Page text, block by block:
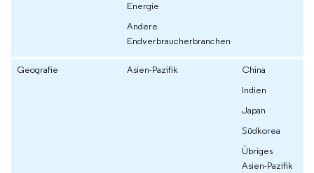
Energie
Andere
Endverbraucherbranchen
Geografie Asien-Pazifik
China
Indien
Japan
Südkorea
Übriges
Asien-Pazifik